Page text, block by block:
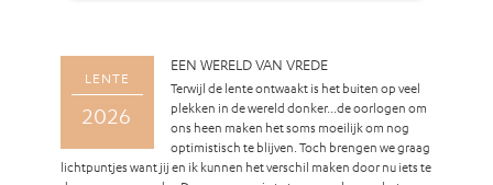
LENTE
2026
EEN WERELD VAN VREDE
Terwijl de lente ontwaakt is het buiten op veel
plekken in de wereld donker…de oorlogen om
ons heen maken het soms moeilijk om nog
optimistisch te blijven. Toch brengen we graag
lichtpuntjes want jij en ik kunnen het verschil maken door nu iets te